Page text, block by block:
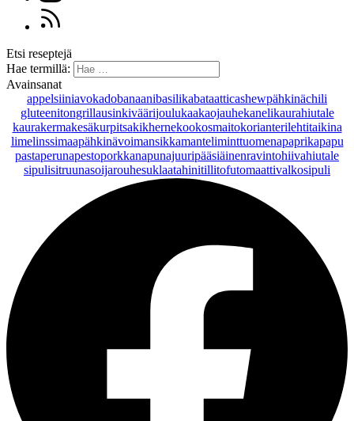
Etsi reseptejä
Hae termillä:
Avainsanat
appelsiiniavokadobanaanibasilikabataatticashewpähkinächili
gluteenitongrillausinkiväärijoulukaakaojauhekanelikaurahiutale
kaurakermakesäkurpitsakikhernekookosmaitokorianterilehtitaikina
limelinssimaapähkinävoimansikkamanteliminttuomenapaprikapapu
pastaperunapestoporkkanapunajuuripääsiäinenravintohiivahiutale
sipulisitruunasoijarouhesuklaatahinitillitofutomaattivalkosipuli